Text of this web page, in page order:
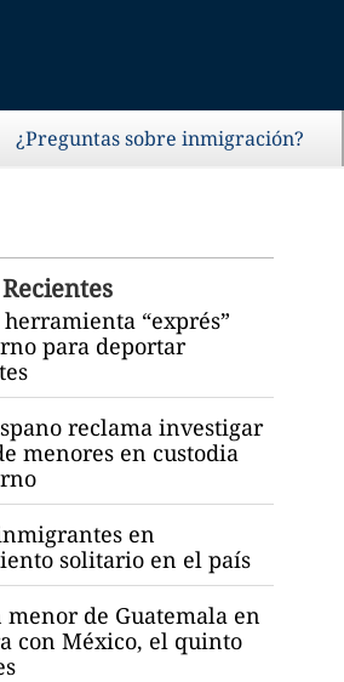
¿Preguntas sobre inmigración?
“exprés”
para deportar
reclama investigar
menores en custodia
en
solitario en el país
de Guatemala en
con México, el quinto